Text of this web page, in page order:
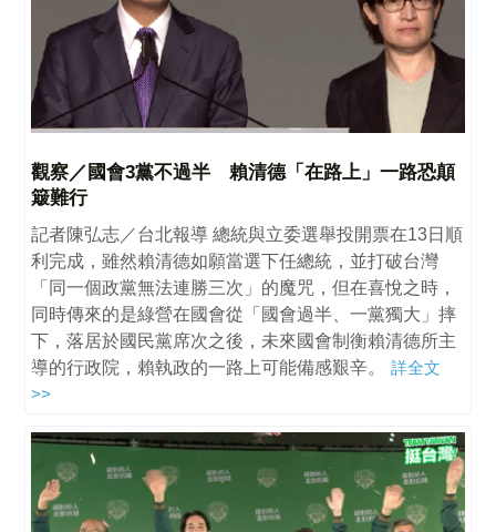
觀察／國會3黨不過半 賴清德「在路上」一路恐顛
簸難行
記者陳弘志／台北報導 總統與立委選舉投開票在13日順
利完成，雖然賴清德如願當選下任總統，並打破台灣
「同一個政黨無法連勝三次」的魔咒，但在喜悅之時，
同時傳來的是綠營在國會從「國會過半、一黨獨大」摔
下，落居於國民黨席次之後，未來國會制衡賴清德所主
導的行政院，賴執政的一路上可能備感艱辛。
詳全文
>>